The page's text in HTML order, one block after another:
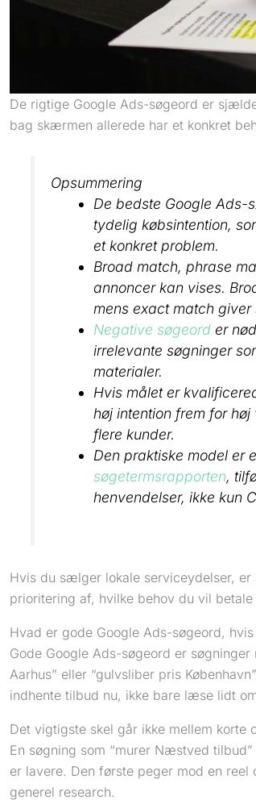
De rigtige Google Ads-søgeord er
bag skærmen allerede har et konkret
Opsummering
De bedste Google Ads-
tydelig købsintention,
et konkret problem.
Broad match, phrase
annoncer kan vises.
mens exact match giver
Negative søgeord er
irrelevante søgninger
materialer.
Hvis målet er
høj intention frem for
flere kunder.
Den praktiske model er
søgetermsrapporten,
henvendelser, ikke kun
Hvis du sælger lokale serviceydelser, er
prioritering af, hvilke behov du vil
Hvad er gode Google Ads-søgeord,
Gode Google Ads-søgeord er
Aarhus” eller “gulvsliber pris
indhente tilbud nu, ikke bare læse lidt
Det vigtigste skel går ikke mellem korte
En søgning som “murer Næstved
er lavere. Den første peger mod en
generel research.